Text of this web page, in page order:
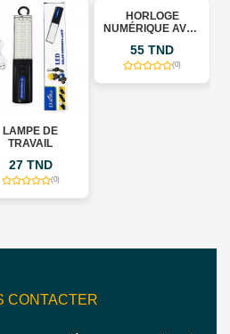
LAMPE DE
TRAVAIL
27 TND
(0)
HORLOGE
NUMÉRIQUE AVEC
ÉCRAN MIROIR
55 TND
(0)
CONTACTER